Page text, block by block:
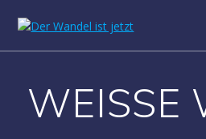
WEISSE